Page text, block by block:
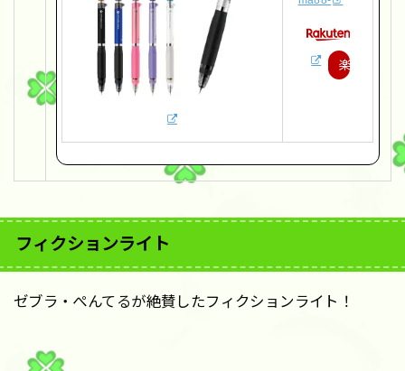
楽
入
フィクションライト
ゼブラ・ぺんてるが絶賛したフィクションライト！